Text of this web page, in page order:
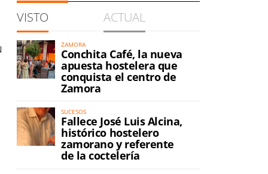
VISTO ACTUAL
ZAMORA
Conchita Café, la nueva
apuesta hostelera que
conquista el centro de
Zamora
SUCESOS
Fallece José Luis Alcina,
histórico hostelero
zamorano y referente
de la coctelería